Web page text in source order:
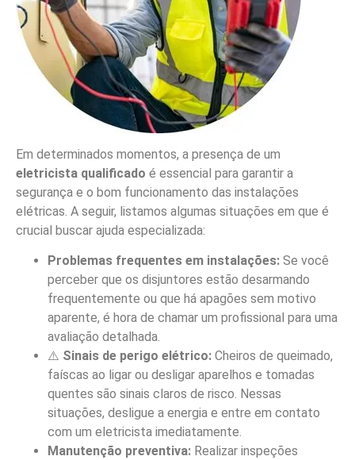
Em determinados momentos, a presença de um
eletricista qualificado é essencial para garantir a
segurança e o bom funcionamento das instalações
elétricas. A seguir, listamos algumas situações em que é
crucial buscar ajuda especializada:
Problemas frequentes em instalações: Se você
perceber que os disjuntores estão desarmando
frequentemente ou que há apagões sem motivo
aparente, é hora de chamar um profissional para uma
avaliação detalhada.
⚠️ Sinais de perigo elétrico: Cheiros de queimado,
faíscas ao ligar ou desligar aparelhos e tomadas
quentes são sinais claros de risco. Nessas
situações, desligue a energia e entre em contato
com um eletricista imediatamente.
Manutenção preventiva: Realizar inspeções